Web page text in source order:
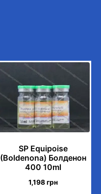
SP Equipoise
(Boldenona) Болденон
400 10ml
1,198грн